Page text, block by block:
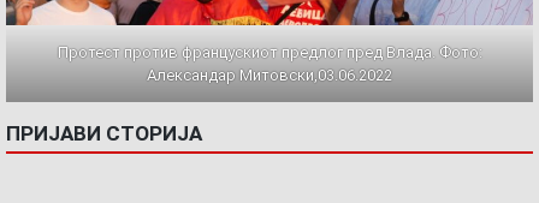
Протест против францускиот предлог пред Влада. Фото:
Александар Митовски,03.06.2022
ПРИЈАВИ СТОРИЈА